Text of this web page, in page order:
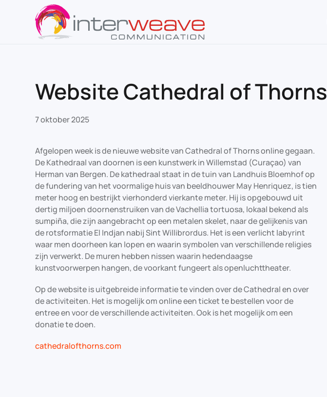
Overslaan en naar de inhoud gaan
Website Cathedral of Thorns
7 oktober 2025
Afgelopen week is de nieuwe website van Cathedral of Thorns online gegaan.
De Kathedraal van doornen is een kunstwerk in Willemstad (Curaçao) van
Herman van Bergen. De kathedraal staat in de tuin van Landhuis Bloemhof op
de fundering van het voormalige huis van beeldhouwer May Henriquez, is tien
meter hoog en bestrijkt vierhonderd vierkante meter. Hij is opgebouwd uit
dertig miljoen doornenstruiken van de Vachellia tortuosa, lokaal bekend als
sumpiña, die zijn aangebracht op een metalen skelet, naar de gelijkenis van
de rotsformatie El Indjan nabij Sint Willibrordus. Het is een verlicht labyrint
waar men doorheen kan lopen en waarin symbolen van verschillende religies
zijn verwerkt. De muren hebben nissen waarin hedendaagse
kunstvoorwerpen hangen, de voorkant fungeert als openluchttheater.
Op de website is uitgebreide informatie te vinden over de Cathedral en over
de activiteiten. Het is mogelijk om online een ticket te bestellen voor de
entree en voor de verschillende activiteiten. Ook is het mogelijk om een
donatie te doen.
cathedralofthorns.com